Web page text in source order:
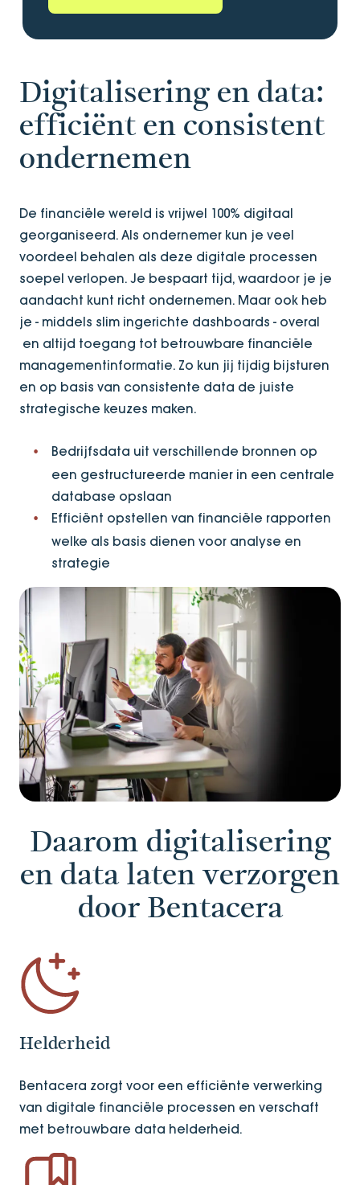
Digitalisering en data:
efficiënt en consistent
ondernemen
De financiële wereld is vrijwel 100% digitaal
georganiseerd. Als ondernemer kun je veel
voordeel behalen als deze digitale processen
soepel verlopen. Je bespaart tijd, waardoor je je
aandacht kunt richt ondernemen. Maar ook heb
je - middels slim ingerichte dashboards - overal
en altijd toegang tot betrouwbare financiële
managementinformatie. Zo kun jij tijdig bijsturen
en op basis van consistente data de juiste
strategische keuzes maken.
Bedrijfsdata uit verschillende bronnen op
een gestructureerde manier in een centrale
database opslaan
Efficiënt opstellen van financiële rapporten
welke als basis dienen voor analyse en
strategie
Daarom digitalisering
en data laten verzorgen
door Bentacera
Helderheid
Bentacera zorgt voor een efficiënte verwerking
van digitale financiële processen en verschaft
met betrouwbare data helderheid.